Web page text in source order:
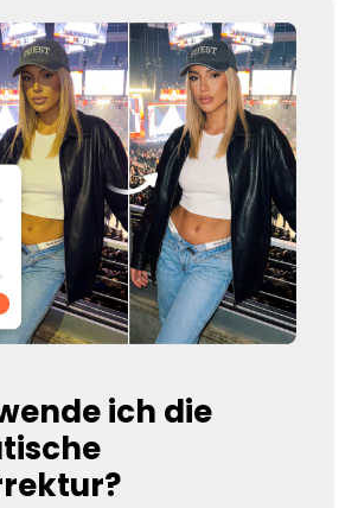
ich die